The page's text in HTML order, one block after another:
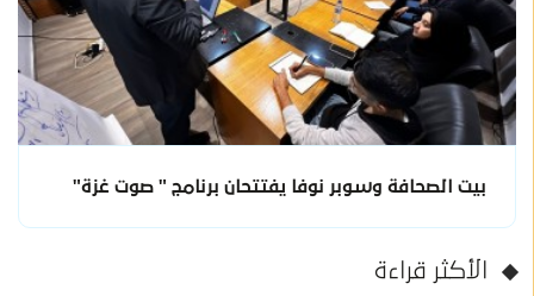
بيت الصحافة وسوبر نوفا يفتتحان برنامج " صوت غزة"
الأكثر قراءة